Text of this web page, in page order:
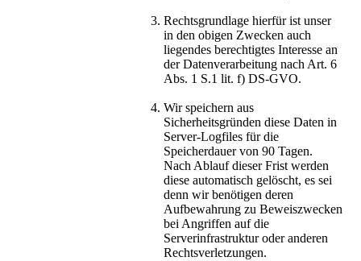
Rechtsgrundlage hierfür ist unser
in den obigen Zwecken auch
liegendes berechtigtes Interesse an
der Datenverarbeitung nach Art. 6
Abs. 1 S.1 lit. f) DS-GVO.
Wir speichern aus
Sicherheitsgründen diese Daten in
Server-Logfiles für die
Speicherdauer von 90 Tagen.
Nach Ablauf dieser Frist werden
diese automatisch gelöscht, es sei
denn wir benötigen deren
Aufbewahrung zu Beweiszwecken
bei Angriffen auf die
Serverinfrastruktur oder anderen
Rechtsverletzungen.